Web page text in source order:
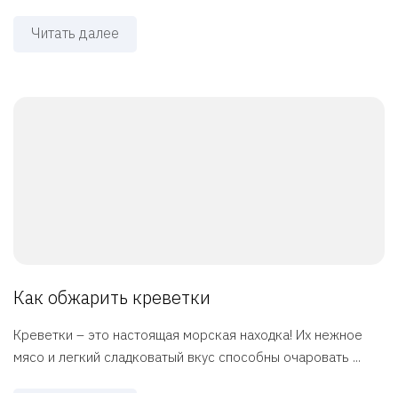
Читать далее
Как обжарить креветки
Креветки – это настоящая морская находка! Их нежное
мясо и легкий сладковатый вкус способны очаровать ...